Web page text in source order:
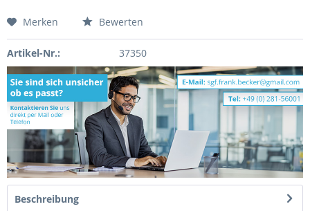
Merken Bewerten
Artikel-Nr.: 37350
Beschreibung